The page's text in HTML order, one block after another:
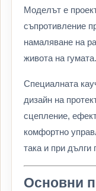
Моделът е
съпротивление
намаляване на
живота на гумата.
Специалната
дизайн на
сцепление,
комфортно
така и при дълги
Основни